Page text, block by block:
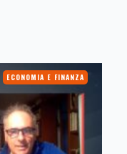
ECONOMIA E FINANZA